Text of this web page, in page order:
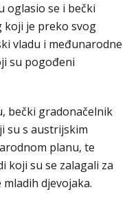
oglasio se i bečki
koji je preko svog
vladu i međunarodne
su pogođeni
bečki gradonačelnik
su s austrijskim
planu, te
koji su se zalagali za
djevojaka.